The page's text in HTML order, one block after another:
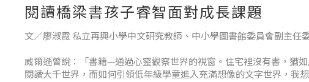
從來不怕的事
閱讀橋梁書孩子睿智面對成長課題
文／廖淑霞 私立再興小學中文研究教師、中小學圖書館委員會副主任
威爾遜曾說：「書籍—通過心靈觀察世界的視窗。住宅裡沒有書，猶
閱讀大千世界，而如何引領低年級學童進入充滿想像的文字世界，我